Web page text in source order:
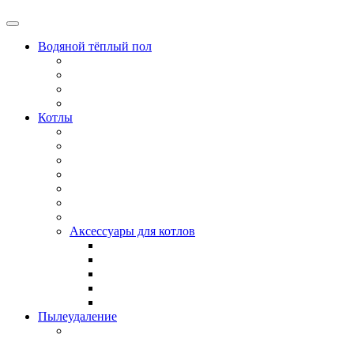
Водяной тёплый пол
Котлы
Аксессуары для котлов
Пылеудаление